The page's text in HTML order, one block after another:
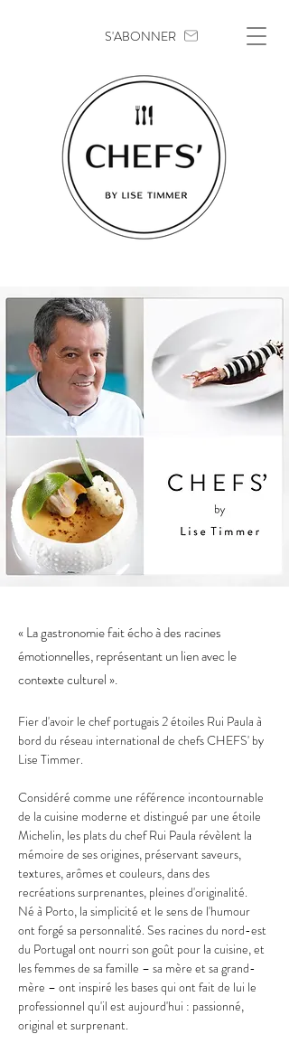
S'ABONNER
« La gastronomie fait écho à des racines
émotionnelles, représentant un lien avec le
contexte culturel ».
Fier d'avoir le chef portugais 2 étoiles Rui Paula à
bord du réseau international de chefs CHEFS' by
Lise Timmer.
Considéré comme une référence incontournable
de la cuisine moderne et distingué par une étoile
Michelin, les plats du chef Rui Paula révèlent la
mémoire de ses origines, préservant saveurs,
textures, arômes et couleurs, dans des
recréations surprenantes, pleines d'originalité.
Né à Porto, la simplicité et le sens de l'humour
ont forgé sa personnalité. Ses racines du nord-est
du Portugal ont nourri son goût pour la cuisine, et
les femmes de sa famille – sa mère et sa grand-
mère – ont inspiré les bases qui ont fait de lui le
professionnel qu'il est aujourd'hui : passionné,
original et surprenant.